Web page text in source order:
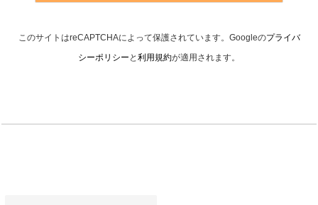
このサイトはreCAPTCHAによって保護されています。Googleのプライバ
シーポリシー と 利用規約が適用されます。